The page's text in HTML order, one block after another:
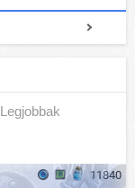
Legjobbak
11840